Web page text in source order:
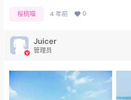
桜桃喵 4 年前 0
Juicer
管理员